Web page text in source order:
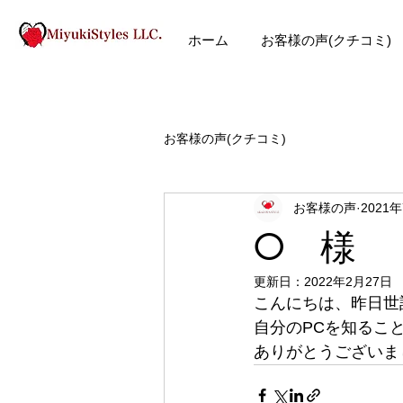
ホーム お客様の声(クチコミ)
お客様の声(クチコミ)
O 様
お客様の声 2021
更新日： 2022年2月27日
こんにちは、昨日
自分のPCを知るこ
ありがとうござい